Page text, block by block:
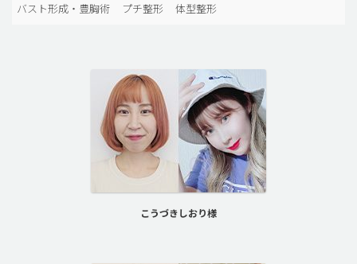
バスト形成・豊胸術 プチ整形 体型整形
こうづきしおり様